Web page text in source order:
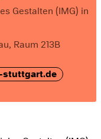
Gestalten (IMG) in
Raum 213B
stuttgart.de